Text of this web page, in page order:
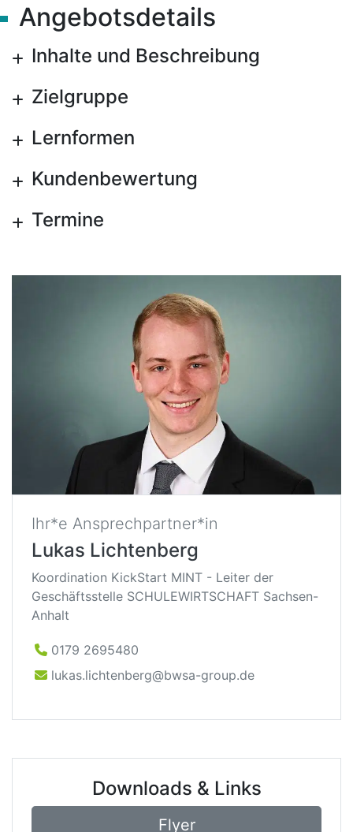
Angebotsdetails
Inhalte und Beschreibung
Zielgruppe
Lernformen
Kundenbewertung
Termine
Ihr*e Ansprechpartner*in
Lukas Lichtenberg
Koordination KickStart MINT - Leiter der
Geschäftsstelle SCHULEWIRTSCHAFT Sachsen-
Anhalt
0179 2695480
lukas.lichtenberg@bwsa-group.de
Downloads & Links
Flyer